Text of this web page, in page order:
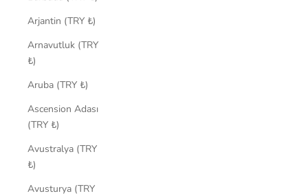
Arjantin (TRY ₺)
Arnavutluk (TRY
₺)
Aruba (TRY ₺)
Ascension Adası
(TRY ₺)
Avustralya (TRY
₺)
Avusturya (TRY